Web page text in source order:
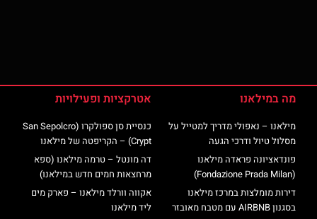
מה במילאנו
מילאנו – נאפולי מדריך למטייל על
מסלול טיול ודרכי הגעה
פונדאציונה פראדה מילאנו
(Fondazione Prada Milan)
דירות מומלצות במרכז מילאנו
בסגנון AIRBNB עם מטבח מאובזר
אטרקציות ופעילויות
כנסיית סן ספולקרו (San Sepolcro
Crypt) – הקריפטה של מילאנו
דה מונטל – טרמה מילאנו (ספא
מרחצאות חמים חדש במילאנו)
אקווה וורלד מילאנו – פארק מים
ליד מילאנו